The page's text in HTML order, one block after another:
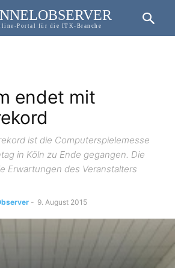
Portal für die ITK-Branche
endet mit
ist die Computerspielemesse
in Köln zu Ende gegangen. Die
Erwartungen des Veranstalters
- 9. August 2015